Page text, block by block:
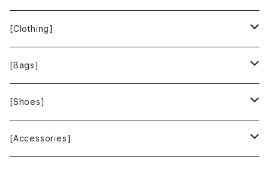
[Clothing]
Krochet Kids International
[Bags]
BAGGU
FOOD TEXTILE
[Shoes]
TOMS
[Accessories]